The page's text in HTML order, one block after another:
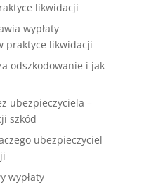
likwidacji
wypłaty
praktyce likwidacji
odszkodowanie i jak
ubezpieczyciela –
szkód
ubezpieczyciel
wypłaty